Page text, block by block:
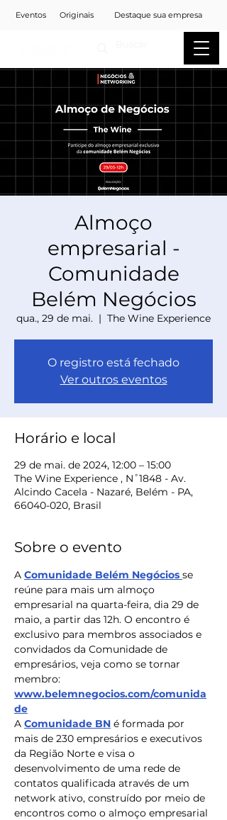
Eventos Originais Destaque sua empresa
Almoço
empresarial -
Comunidade
Belém Negócios
qua., 29 de mai.
  |
The Wine Experience
O registro está fechado
Ver outros eventos
Horário e local
29 de mai. de 2024, 12:00 – 15:00
The Wine Experience , N˚1848 - Av.
Alcindo Cacela - Nazaré, Belém - PA,
66040-020, Brasil
Sobre o evento
A Comunidade Belém Negócios se
reúne para mais um almoço
empresarial na quarta-feira, dia 29 de
maio, a partir das 12h. O encontro é
exclusivo para membros associados e
convidados da Comunidade de
empresários, veja como se tornar
membro:
www.belemnegocios.com/comunida
de
A Comunidade BN é formada por
mais de 230 empresários e executivos
da Região Norte e visa o
desenvolvimento de uma rede de
contatos qualificada através de um
network ativo, construído por meio de
encontros como o almoço empresarial